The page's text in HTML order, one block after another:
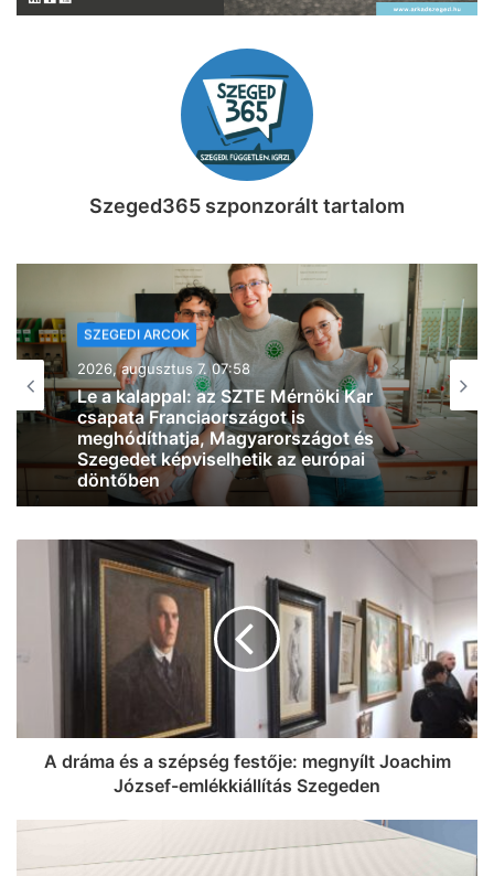
Szeged365 szponzorált tartalom
SZEGEDI ARCOK
2026, augusztus 6. 08:46
Eredetileg gyógyszerésznek készült,
most Szegeden segíti a betegek
felépülését Tabatabai Nejad Flóra
(videó)
A dráma és a szépség festője: megnyílt Joachim
József-emlékkiállítás Szegeden